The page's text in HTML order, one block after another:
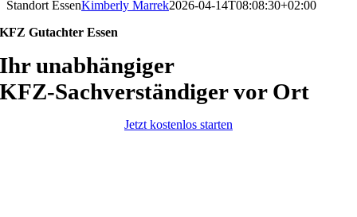
Standort EssenKimberly Marrek2026-04-14T08:08:30+02:00
KFZ Gutachter Essen
Ihr unabhängiger
KFZ‑Sachverständiger vor Ort
Jetzt kostenlos starten